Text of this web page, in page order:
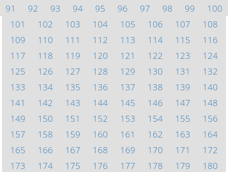
91
92 93 94 95 96 97 98 99
100
101
102 103 104 105 106 107
108
109
110 111 112 113 114 115
116
117
118 119 120 121 122 123
124
125
126 127 128 129 130 131
132
133
134 135 136 137 138 139
140
141
142 143 144 145 146 147
148
149
150 151 152 153 154 155
156
157
158 159 160 161 162 163
164
165
166 167 168 169 170 171
172
173
174 175 176 177 178 179
180